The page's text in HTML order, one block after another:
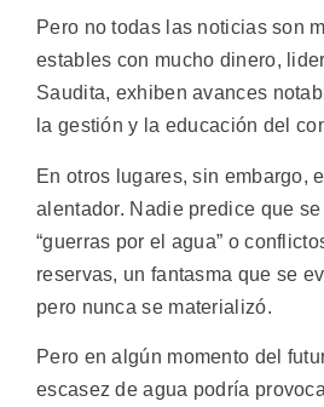
Pero no todas las noticias son
estables con mucho dinero,
Saudita, exhiben avances
la gestión y la educación del
En otros lugares, sin embargo,
alentador. Nadie predice que
“guerras por el agua” o
reservas, un fantasma que se
pero nunca se materializó.
Pero en algún momento del
escasez de agua podría